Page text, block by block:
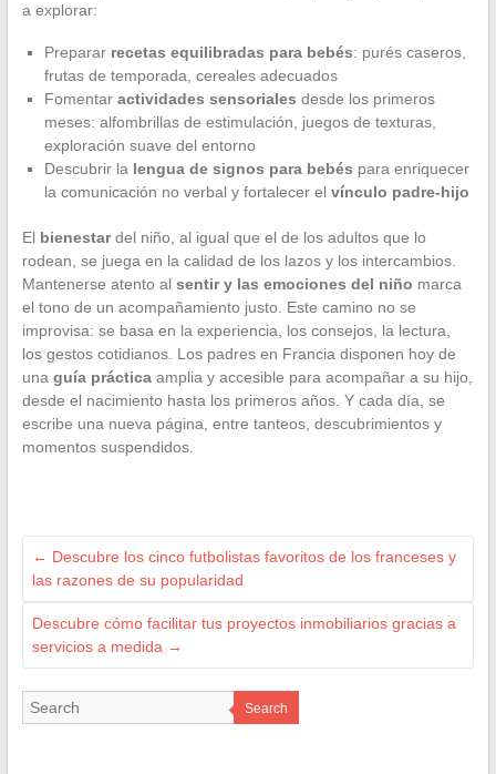
a explorar:
Preparar recetas equilibradas para bebés: purés caseros,
frutas de temporada, cereales adecuados
Fomentar actividades sensoriales desde los primeros
meses: alfombrillas de estimulación, juegos de texturas,
exploración suave del entorno
Descubrir la lengua de signos para bebés para enriquecer
la comunicación no verbal y fortalecer el vínculo padre-hijo
El bienestardel niño, al igual que el de los adultos que lo
rodean, se juega en la calidad de los lazos y los intercambios.
Mantenerse atento al sentir y las emociones del niño marca
el tono de un acompañamiento justo. Este camino no se
improvisa: se basa en la experiencia, los consejos, la lectura,
los gestos cotidianos. Los padres en Francia disponen hoy de
una guía prácticaamplia y accesible para acompañar a su hijo,
desde el nacimiento hasta los primeros años. Y cada día, se
escribe una nueva página, entre tanteos, descubrimientos y
momentos suspendidos.
← Descubre los cinco futbolistas favoritos de los franceses y
las razones de su popularidad
Descubre cómo facilitar tus proyectos inmobiliarios gracias a
servicios a medida →
Search